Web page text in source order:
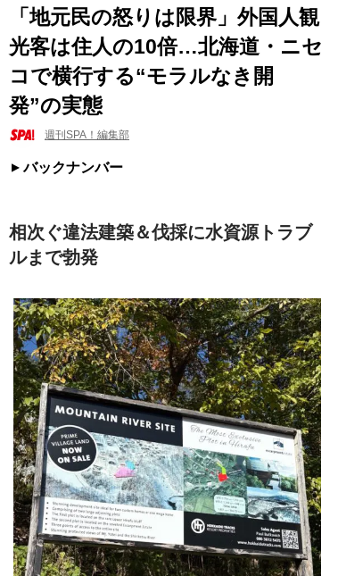
「地元民の怒りは限界」外国人観
光客は住人の10倍…北海道・ニセ
コで横行する“モラルなき開
発”の実態
週刊SPA！編集部
バックナンバー
相次ぐ違法建築＆伐採に水資源トラブ
ルまで勃発